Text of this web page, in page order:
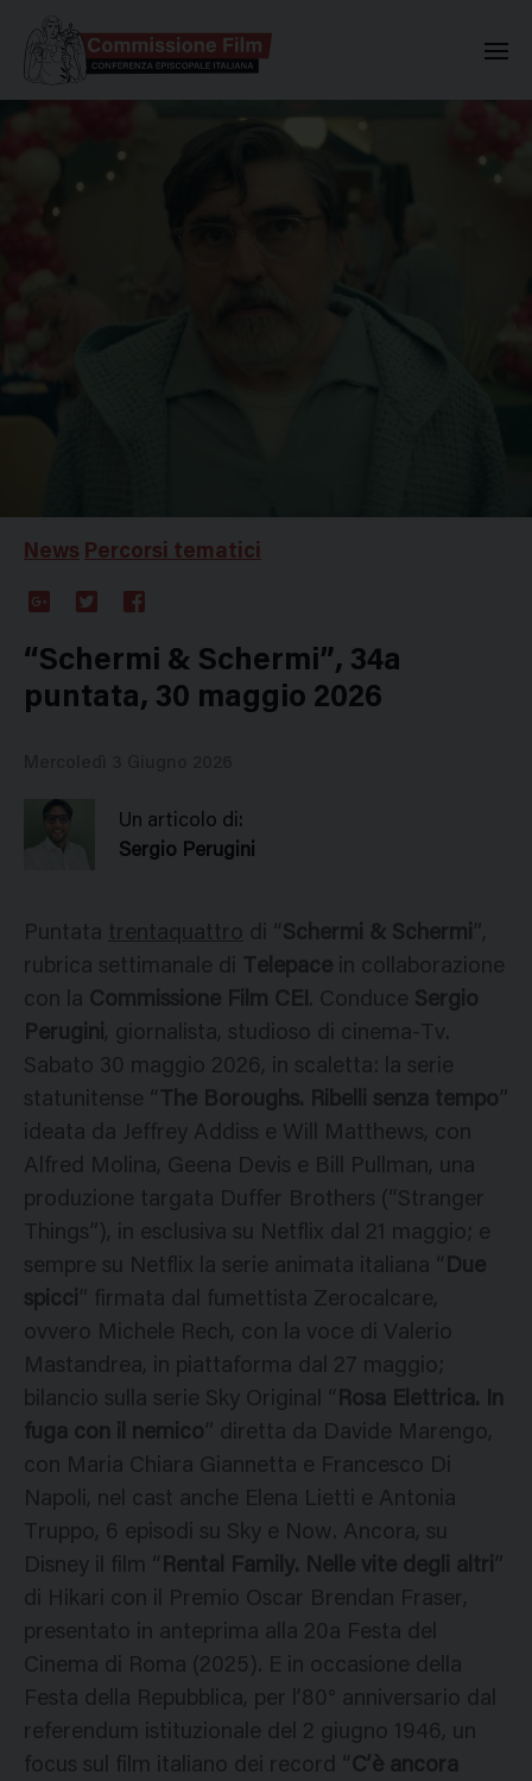
News Percorsi tematici
Plus
“Schermi & Schermi”, 34a
puntata, 30 maggio 2026
Un articolo di:
Sergio Perugini
Puntata trentaquattro di “Schermi & Schermi”,
rubrica settimanale di
Telepace in collaborazione
con la Commissione Film CEI. Conduce Sergio
Perugini, giornalista, studioso di cinema-Tv.
Sabato 30 maggio 2026, in scaletta: la serie
statunitense “ The Boroughs. Ribelli senza tempo”
ideata da Jeffrey Addiss e Will Matthews, con
Alfred Molina, Geena Devis e Bill Pullman, una
produzione targata Duffer Brothers (“Stranger
Things”), in esclusiva su Netflix dal 21 maggio; e
sempre su Netflix la serie animata italiana “ Due
spicci” firmata dal fumettista Zerocalcare,
ovvero Michele Rech, con la voce di Valerio
Mastandrea, in piattaforma dal 27 maggio;
bilancio sulla serie Sky Original “ Rosa Elettrica. In
fuga con il nemico” diretta da Davide Marengo,
con Maria Chiara Giannetta e Francesco Di
Napoli, nel cast anche Elena Lietti e Antonia
Truppo, 6 episodi su Sky e Now. Ancora, su
Disney il film “ Rental Family. Nelle vite degli altri”
di Hikari con il Premio Oscar Brendan Fraser,
presentato in anteprima alla 20a Festa del
Cinema di Roma (2025). E in occasione della
Festa della Repubblica, per l’80° anniversario dal
referendum istituzionale del 2 giugno 1946, un
focus sul film italiano dei record “C’è ancora